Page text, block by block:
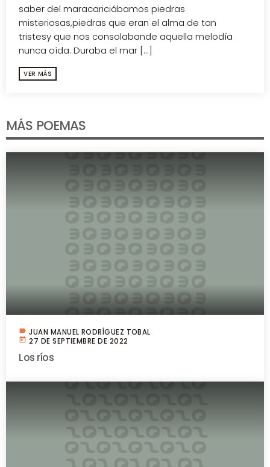
saber del maracariciábamos piedras
misteriosas,piedras que eran el alma de tan
tristesy que nos consolabande aquella melodía
nunca oída. Duraba el mar [...]
VER MÁS
MÁS POEMAS
label JUAN MANUEL RODRÍGUEZ TOBAL
today 27 DE SEPTIEMBRE DE 2022
Los ríos